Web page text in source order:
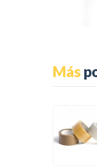
Más